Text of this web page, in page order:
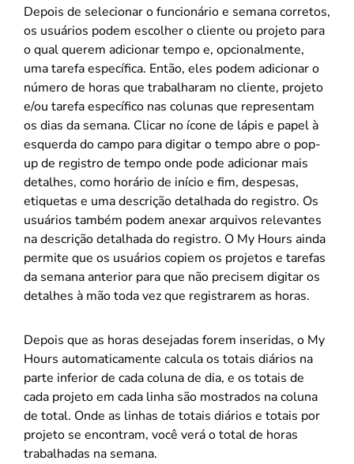
Depois de selecionar o funcionário e semana corretos,
os usuários podem escolher o cliente ou projeto para
o qual querem adicionar tempo e, opcionalmente,
uma tarefa específica. Então, eles podem adicionar o
número de horas que trabalharam no cliente, projeto
e/ou tarefa específico nas colunas que representam
os dias da semana. Clicar no ícone de lápis e papel à
esquerda do campo para digitar o tempo abre o pop-
up de registro de tempo onde pode adicionar mais
detalhes, como horário de início e fim, despesas,
etiquetas e uma descrição detalhada do registro. Os
usuários também podem anexar arquivos relevantes
na descrição detalhada do registro. O My Hours ainda
permite que os usuários copiem os projetos e tarefas
da semana anterior para que não precisem digitar os
detalhes à mão toda vez que registrarem as horas.
Depois que as horas desejadas forem inseridas, o My
Hours automaticamente calcula os totais diários na
parte inferior de cada coluna de dia, e os totais de
cada projeto em cada linha são mostrados na coluna
de total. Onde as linhas de totais diários e totais por
projeto se encontram, você verá o total de horas
trabalhadas na semana.